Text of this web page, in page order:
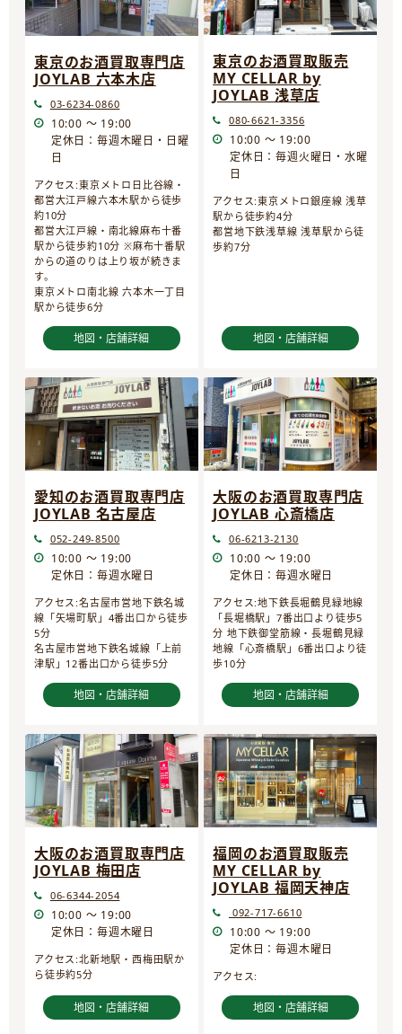
東京のお酒買取専門店
JOYLAB 六本木店
03-6234-0860
10:00 ～ 19:00
定休日：毎週木曜日・日曜
日
アクセス:東京メトロ日比谷線・
都営大江戸線六本木駅から徒歩
約10分
都営大江戸線・南北線麻布十番
駅から徒歩約10分 ※麻布十番駅
からの道のりは上り坂が続きま
す。
東京メトロ南北線 六本木一丁目
駅から徒歩6分
地図・店舗詳細
東京のお酒買取販売
MY CELLAR by
JOYLAB 浅草店
080-6621-3356
10:00 ～ 19:00
定休日：毎週火曜日・水曜
日
アクセス:東京メトロ銀座線 浅草
駅から徒歩約4分
都営地下鉄浅草線 浅草駅から徒
歩約7分
地図・店舗詳細
愛知のお酒買取専門店
JOYLAB 名古屋店
052-249-8500
10:00 ～ 19:00
定休日：毎週水曜日
アクセス:名古屋市営地下鉄名城
線「矢場町駅」4番出口から徒歩
5分
名古屋市営地下鉄名城線「上前
津駅」12番出口から徒歩5分
地図・店舗詳細
大阪のお酒買取専門店
JOYLAB 心斎橋店
06-6213-2130
10:00 ～ 19:00
定休日：毎週水曜日
アクセス:地下鉄長堀鶴見緑地線
「長堀橋駅」7番出口より徒歩5
分 地下鉄御堂筋線・長堀鶴見緑
地線「心斎橋駅」6番出口より徒
歩10分
地図・店舗詳細
大阪のお酒買取専門店
JOYLAB 梅田店
06-6344-2054
10:00 ～ 19:00
定休日：毎週木曜日
アクセス:北新地駅・西梅田駅か
ら徒歩約5分
地図・店舗詳細
福岡のお酒買取販売
MY CELLAR by
JOYLAB 福岡天神店
092-717-6610
10:00 ～ 19:00
定休日：毎週木曜日
アクセス:
地図・店舗詳細